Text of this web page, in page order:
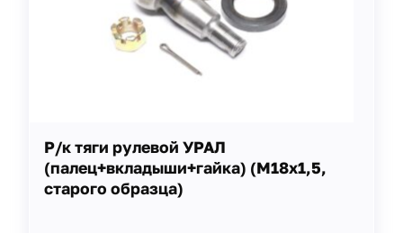
Р/к тяги рулевой УРАЛ
(палец+вкладыши+гайка) (М18х1,5,
старого образца)